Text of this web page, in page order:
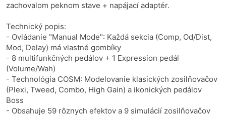
zachovalom peknom stave + napájací adaptér.
Technický popis:
- Ovládanie "Manual Mode": Každá sekcia (Comp, Od/Dist,
Mod, Delay) má vlastné gombíky
- 8 multifunkčných pedálov + 1 Expression pedál
(Volume/Wah)
- Technológia COSM: Modelovanie klasických zosilňovačov
(Plexi, Tweed, Combo, High Gain) a ikonických pedálov
Boss
- Obsahuje 59 rôznych efektov a 9 simulácií zosilňovačov